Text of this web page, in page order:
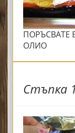
ПОРЪСВАТЕ
ОЛИО
Стъпка